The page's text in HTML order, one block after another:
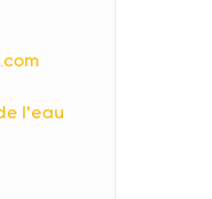
l'eau